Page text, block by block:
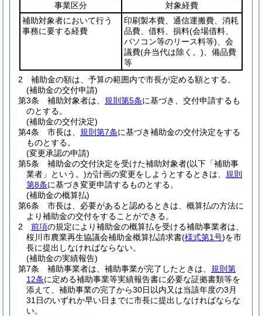
事業区分
対象経費
補助対象者において行う
事務に要する経費
印刷製本費、通信運搬費、消耗
品費、借料、損料(会場借料、
パソコン等のリース料等) 、会
議費(弁当代は除く。) 、備品費
等
2
補助金の額は、予算の範囲内で市長が定める額とする。
(補助金の交付申請)
第3条
補助対象者は、 規則第5条に基づき、交付申請するも
のとする。
(補助金の交付決定)
第4条
市長は、 規則第7条に基づき補助金の交付決定をする
ものとする。
(変更承認の申請)
第5条
補助金の交付決定を受けた補助対象者(以下「補助事
業者」という。)が計画の変更をしようとするときは、 規則
第8条に基づき変更申請するものとする。
(補助金の概算払)
第6条
市長は、必要があると認めるときは、概算払の方法に
より補助金の交付をすることができる。
2
前項の規定により補助金の概算払を受ける補助事業者は、
桜川市農業再生協議会補助金概算払請求書(様式第1号)を市
長に提出しなければならない。
(補助金の実績報告)
第7条
補助事業者は、補助事業が完了したときは、 規則第
12条に定める補助事業等実績報告書に必要な証拠書類等を
添えて、補助事業の完了から30日以内又は当該年度の3月
31日のいずれか早い日までに市長に提出しなければならな
い。